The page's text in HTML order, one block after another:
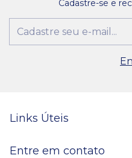
Cadastre-se e
Links Úteis
Entre em contato